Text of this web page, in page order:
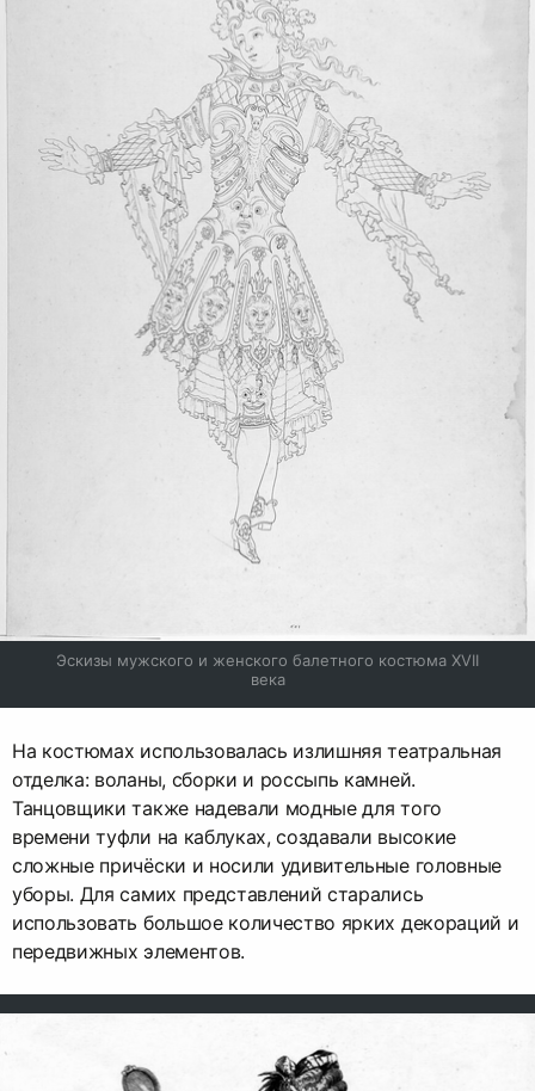
Эскизы мужского и женского балетного костюма XVII
века
На костюмах использовалась излишняя театральная
отделка: воланы, сборки и россыпь камней.
Танцовщики также надевали модные для того
времени туфли на каблуках, создавали высокие
сложные причёски и носили удивительные головные
уборы. Для самих представлений старались
использовать большое количество ярких декораций и
передвижных элементов.